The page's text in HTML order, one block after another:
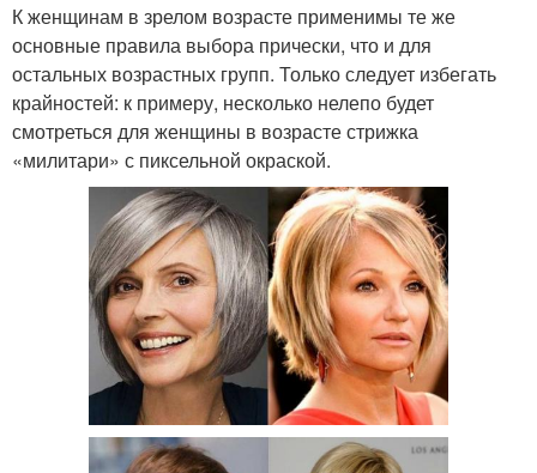
К женщинам в зрелом возрасте применимы те же
основные правила выбора прически, что и для
остальных возрастных групп. Только следует избегать
крайностей: к примеру, несколько нелепо будет
смотреться для женщины в возрасте стрижка
«милитари» с пиксельной окраской.